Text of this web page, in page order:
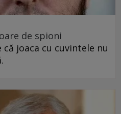
de spioni
joaca cu cuvintele nu